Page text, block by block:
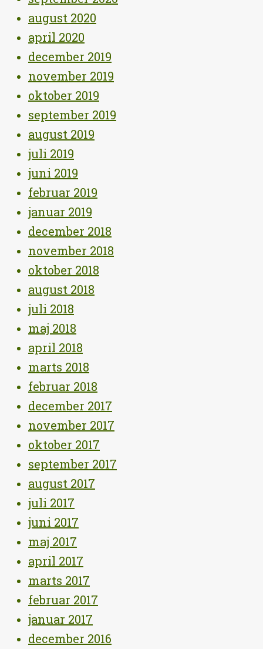
august 2020
april 2020
december 2019
november 2019
oktober 2019
september 2019
august 2019
juli 2019
juni 2019
februar 2019
januar 2019
december 2018
november 2018
oktober 2018
august 2018
juli 2018
maj 2018
april 2018
marts 2018
februar 2018
december 2017
november 2017
oktober 2017
september 2017
august 2017
juli 2017
juni 2017
maj 2017
april 2017
marts 2017
februar 2017
januar 2017
december 2016